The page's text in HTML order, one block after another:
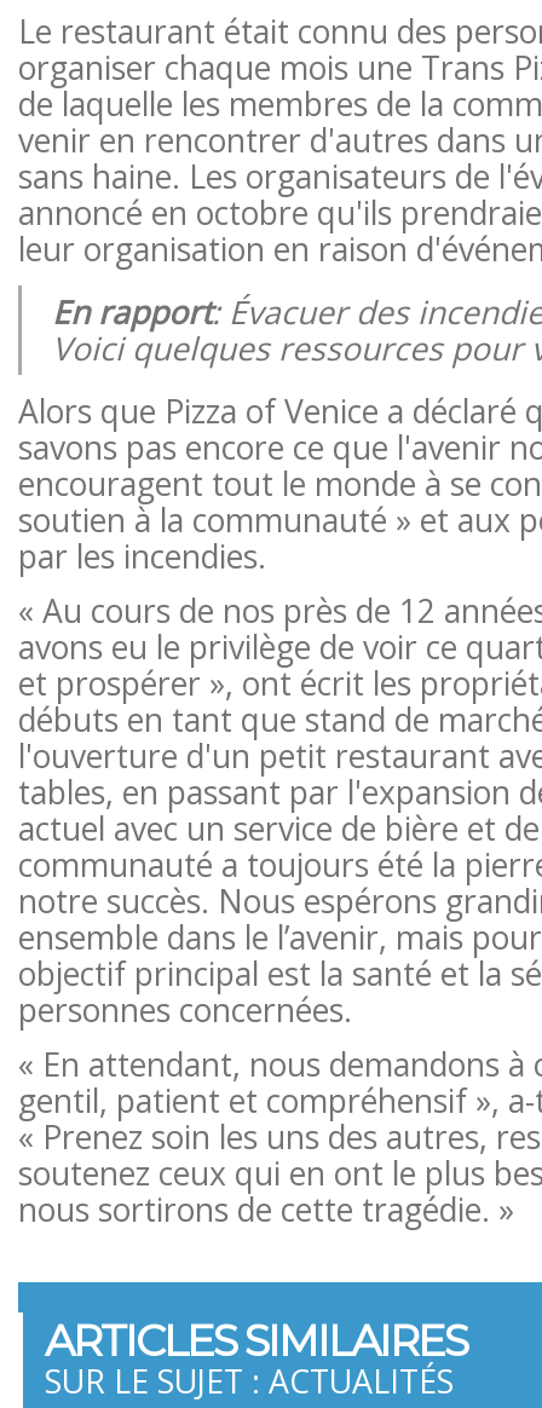
Le restaurant était connu des
organiser chaque mois une Trans
de laquelle les membres de la
venir en rencontrer d'autres dans
sans haine. Les organisateurs de
annoncé en octobre qu'ils
leur organisation en raison
En rapport: Évacuer des
Voici quelques ressources pour
Alors que Pizza of Venice a déclaré
savons pas encore ce que l'avenir
encouragent tout le monde à se
soutien à la communauté » et aux
par les incendies.
« Au cours de nos près de 12
avons eu le privilège de voir ce
et prospérer », ont écrit les
débuts en tant que stand de
l'ouverture d'un petit restaurant
tables, en passant par l'expansion
actuel avec un service de bière et
communauté a toujours été la
notre succès. Nous espérons
ensemble dans le l’avenir, mais
objectif principal est la santé et la
personnes concernées.
« En attendant, nous demandons à
gentil, patient et compréhensif »,
« Prenez soin les uns des autres,
soutenez ceux qui en ont le plus
nous sortirons de cette tragédie. »
ARTICLES SIMILAIRES
SUR LE SUJET : ACTUALITÉS